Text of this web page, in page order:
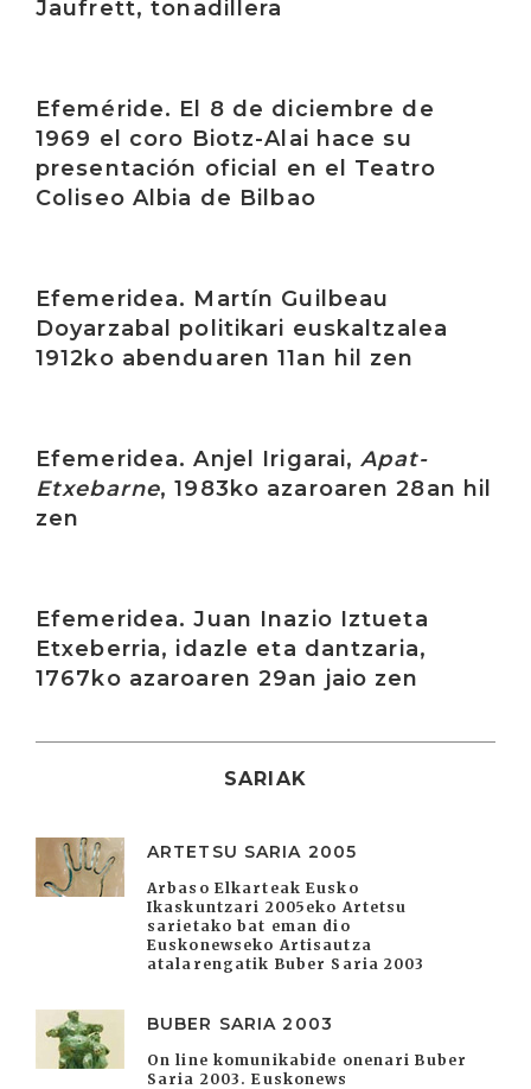
Jaufrett, tonadillera
Efeméride. El 8 de diciembre de
1969 el coro Biotz-Alai hace su
presentación oficial en el Teatro
Coliseo Albia de Bilbao
Efemeridea. Martín Guilbeau
Doyarzabal politikari euskaltzalea
1912ko abenduaren 11an hil zen
Efemeridea. Anjel Irigarai,Apat-
Etxebarne, 1983ko azaroaren 28an hil
zen
Efemeridea. Juan Inazio Iztueta
Etxeberria, idazle eta dantzaria,
1767ko azaroaren 29an jaio zen
SARIAK
ARTETSU SARIA 2005
Arbaso Elkarteak Eusko
Ikaskuntzari 2005eko Artetsu
sarietako bat eman dio
Euskonewseko Artisautza
atalarengatik Buber Saria 2003
BUBER SARIA 2003
On line komunikabide onenari Buber
Saria 2003. Euskonews